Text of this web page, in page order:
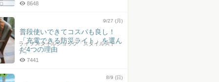
8648
9/27 (月)
普段使いできてコスパも良し！
「充電できる防災ライト」を選ん
だ4つの理由
ライフスタイルショップ「スタイルスト
ア」
7441
8/9 (日)